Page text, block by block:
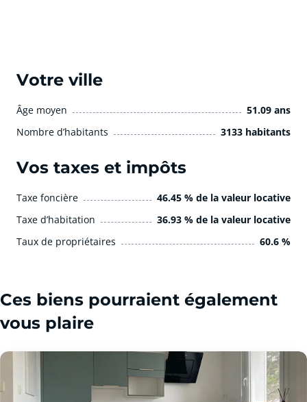
Votre ville
Âge moyen
51.09 ans
Nombre d’habitants
3133 habitants
Vos taxes et impôts
Taxe foncière
46.45 % de la valeur locative
Taxe d’habitation
36.93 % de la valeur locative
Taux de propriétaires
60.6 %
Ces biens pourraient également
vous plaire